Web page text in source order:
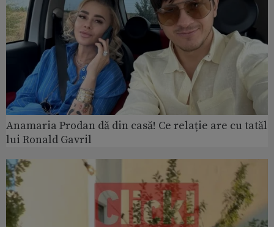
Anamaria Prodan dă din casă! Ce relație are cu tatăl
lui Ronald Gavril